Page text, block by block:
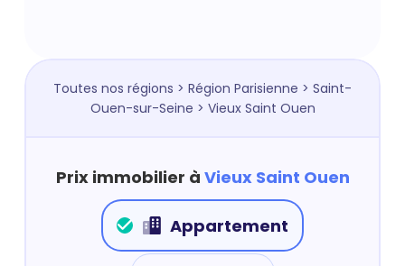
Toutes nos régions > Région Parisienne > Saint-
Ouen-sur-Seine > Vieux Saint Ouen
Prix immobilier à Vieux Saint Ouen
Appartement